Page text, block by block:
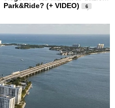
Park&Ride? (+ VIDEO)
6